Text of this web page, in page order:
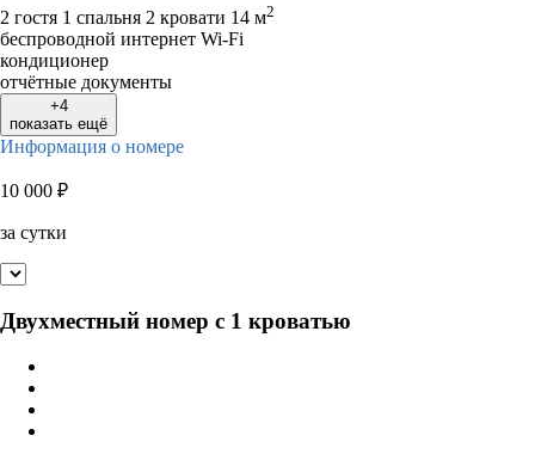
2 гостя 1 спальня 2 кровати 14 м2
беспроводной интернет Wi-Fi
кондиционер
отчётные документы
+4
показать ещё
Информация о номере
10 000 ₽
за сутки
Двухместный номер с 1 кроватью